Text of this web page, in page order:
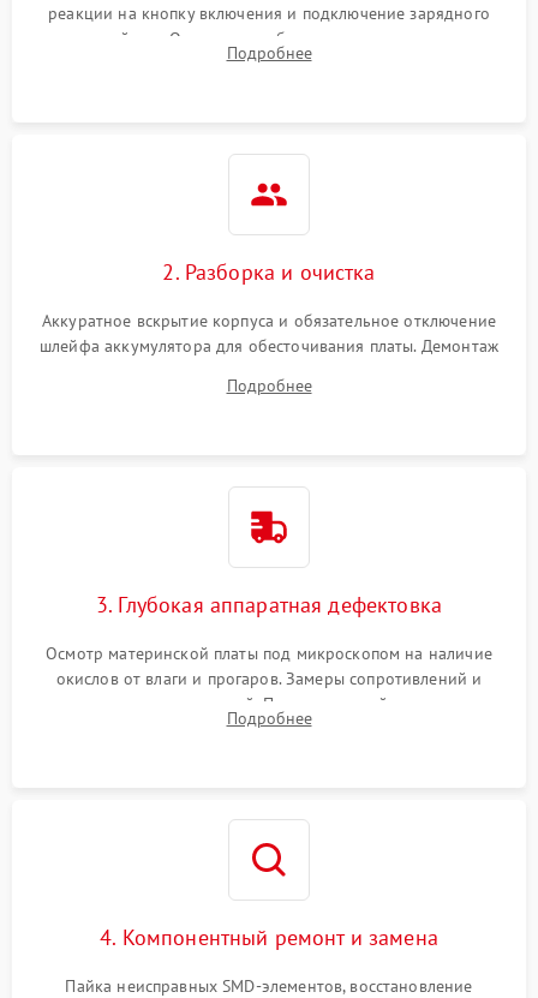
Выход из строя SSD или
HDD: медленная загрузка,
2000 ₽
Проблемы Wi‑Fi или
2500 ₽
реакции на кнопку включения и подключение зарядного
устройства. Оценка потребления тока с помощью
лабораторного блока питания для локализации проблемы.
Подробнее
2. Разборка и очистка
Аккуратное вскрытие корпуса и обязательное отключение
шлейфа аккумулятора для обесточивания платы. Демонтаж
высохшей термопасты с кристаллов чипов.
Подробнее
3. Глубокая аппаратная дефектовка
Осмотр материнской платы под микроскопом на наличие
окислов от влаги и прогаров. Замеры сопротивлений и
дежурных напряжений. Проверка цепей питания,
мультиконтроллера, процессора и видеочипа.
Подробнее
4. Компонентный ремонт и замена
Пайка неисправных SMD-элементов, восстановление